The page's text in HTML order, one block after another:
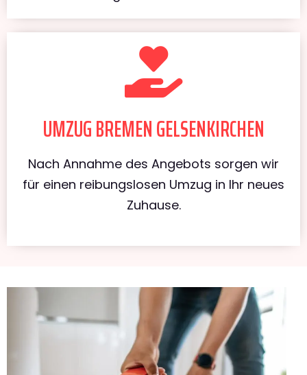
UMZUG BREMEN GELSENKIRCHEN
Nach Annahme des Angebots sorgen wir
für einen reibungslosen Umzug in Ihr neues
Zuhause.